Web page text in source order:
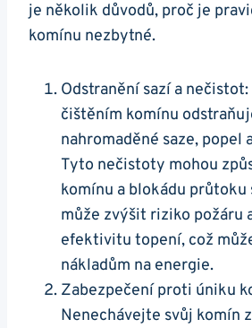
je několik důvodů, proč je
komínu nezbytné.
Odstranění sazí a
čištěním komínu
nahromaděné saze, popel
Tyto nečistoty mohou
komínu a blokádu průtoku
může zvýšit riziko požáru
efektivitu topení, což
nákladům na energie.
Zabezpečení proti úniku
Nenechávejte svůj komín